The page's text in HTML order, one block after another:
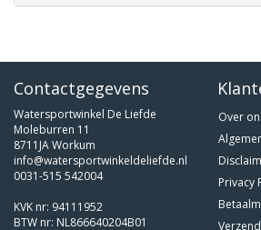
Contactgegevens
Watersportwinkel De Liefde
Moleburren 11
8711JA Workum
info@watersportwinkeldeliefde.nl
0031-515 542004
KVK nr: 94111952
BTW nr: NL866640204B01
Over
Privacy